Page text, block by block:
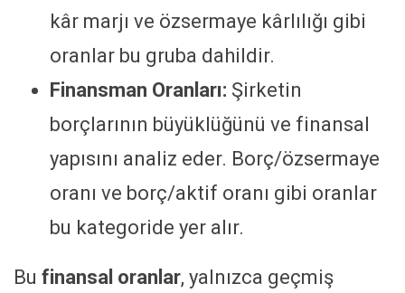
kâr marjı ve özsermaye kârlılığı gibi
oranlar bu gruba dahildir.
Finansman Oranları: Şirketin
borçlarının büyüklüğünü ve finansal
yapısını analiz eder. Borç/özsermaye
oranı ve borç/aktif oranı gibi oranlar
bu kategoride yer alır.
Bu finansal oranlar, yalnızca geçmiş